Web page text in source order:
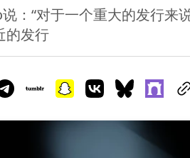
：“对于一个重大的发行来
的发行